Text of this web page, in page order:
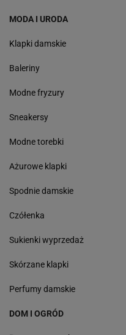
MODA I URODA
Klapki damskie
Baleriny
Modne fryzury
Sneakersy
Modne torebki
Ażurowe klapki
Spodnie damskie
Czółenka
Sukienki wyprzedaż
Skórzane klapki
Perfumy damskie
DOM I OGRÓD